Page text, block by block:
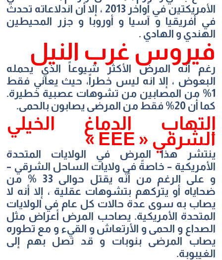
الأمريكتين في أواخر 2013 ، إلا أن اندلاعاته تحدث
في أفريقيا و آسيا و أوروبا و جزر المحيطين
الهندي و الهادي .
فيروس غرب النيل
رغم أنه المرض الأكثر شيوعاً الذي يحمله
البعوض ، إلا انه ليس خطراً، حيث يعاني فقط
1% من المصابين من تشوهات عصبية خطيرة.
كما أن 20% فقط من المرضى يصابون بالحمى.
إلتهاب الدماغ الخيلي
الشرقي « EEE »
ينتشر هذا المرض في الولايات المتحدة
الأمريكية – خاصةً في ولايات الساحل الشرقي –
و على الرغم من أنه يقتل حوالى 33 % من
ضحاياه أو يتركهم بتشوهات عقلية ، إلا أنه لا
يصاب به سوى عدة حالات كل عام في الولايات
المتحدة الأمريكية. يصاحب المرض أعراض مثل
الصداع و الحمى و الأرتعاش و القيء و مع تطوره
يصاب المرضى بنوبات و قد تصل بهم إلى
الغيبوبة.